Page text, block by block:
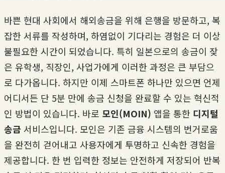
바쁜 현대 사회에서 해외송금을 위해 은행을 방문하고, 복
잡한 서류를 작성하며, 하염없이 기다리는 경험은 더 이상
불필요한 시간이 되었습니다. 특히 일본으로의 송금이 잦
은 유학생, 직장인, 사업가에게 이러한 과정은 큰 부담으
로 다가옵니다. 하지만 이제 스마트폰 하나만 있으면 언제
어디서든 단 5분 만에 송금 신청을 완료할 수 있는 혁신적
인 방법이 있습니다. 바로 모인(MOIN) 앱을 통한 디지털
송금 서비스입니다. 모인은 기존 금융 시스템의 번거로움
을 완전히 걷어내고 사용자에게 투명하고 신속한 경험을
제공합니다. 한 번 입력한 정보는 안전하게 저장되어 반복